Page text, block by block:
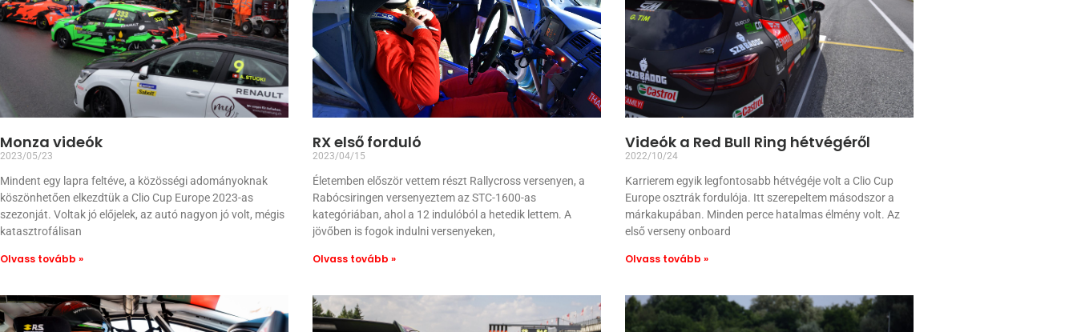
Monza videók
2023/05/23
Mindent egy lapra feltéve, a közösségi adományoknak
köszönhetően elkezdtük a Clio Cup Europe 2023-as
szezonját. Voltak jó előjelek, az autó nagyon jó volt, mégis
katasztrofálisan
Olvass tovább »
RX első forduló
2023/04/15
Életemben először vettem részt Rallycross versenyen, a
Rabócsiringen versenyeztem az STC-1600-as
kategóriában, ahol a 12 indulóból a hetedik lettem. A
jövőben is fogok indulni versenyeken,
Olvass tovább »
Videók a Red Bull Ring hétvégéről
2022/10/24
Karrierem egyik legfontosabb hétvégéje volt a Clio Cup
Europe osztrák fordulója. Itt szerepeltem másodszor a
márkakupában. Minden perce hatalmas élmény volt. Az
első verseny onboard
Olvass tovább »